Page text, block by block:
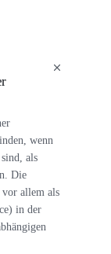
wenn
als
Die
allem als
in der